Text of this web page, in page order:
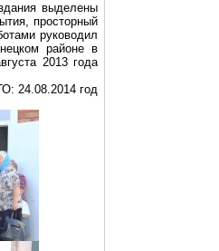
выделены
просторный
руководил
районе в
2013 года
24.08.2014 год